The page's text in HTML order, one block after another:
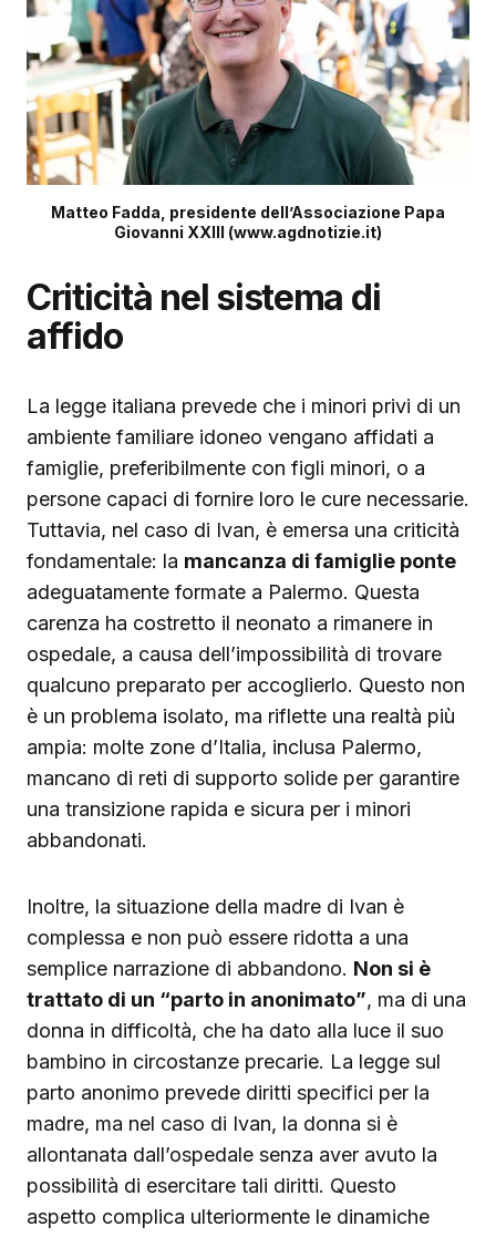
Matteo Fadda, presidente dell’Associazione Papa
Giovanni XXIII (www.agdnotizie.it)
Criticità nel sistema di
affido
La legge italiana prevede che i minori privi di un
ambiente familiare idoneo vengano affidati a
famiglie, preferibilmente con figli minori, o a
persone capaci di fornire loro le cure necessarie.
Tuttavia, nel caso di Ivan, è emersa una criticità
fondamentale: la mancanza di famiglie ponte
adeguatamente formate a Palermo. Questa
carenza ha costretto il neonato a rimanere in
ospedale, a causa dell’impossibilità di trovare
qualcuno preparato per accoglierlo. Questo non
è un problema isolato, ma riflette una realtà più
ampia: molte zone d’Italia, inclusa Palermo,
mancano di reti di supporto solide per garantire
una transizione rapida e sicura per i minori
abbandonati.
Inoltre, la situazione della madre di Ivan è
complessa e non può essere ridotta a una
semplice narrazione di abbandono. Non si è
trattato di un “parto in anonimato”, ma di una
donna in difficoltà, che ha dato alla luce il suo
bambino in circostanze precarie. La legge sul
parto anonimo prevede diritti specifici per la
madre, ma nel caso di Ivan, la donna si è
allontanata dall’ospedale senza aver avuto la
possibilità di esercitare tali diritti. Questo
aspetto complica ulteriormente le dinamiche